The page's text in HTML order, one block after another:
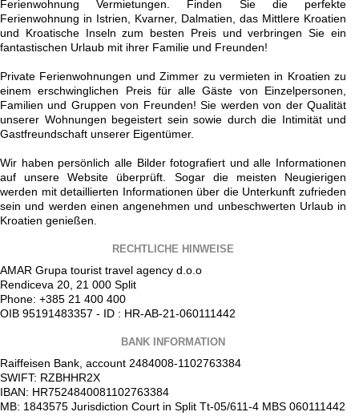
Ferienwohnung Vermietungen. Finden Sie die perfekte
Ferienwohnung in Istrien, Kvarner, Dalmatien, das Mittlere Kroatien
und Kroatische Inseln zum besten Preis und verbringen Sie ein
fantastischen Urlaub mit ihrer Familie und Freunden!
Private Ferienwohnungen und Zimmer zu vermieten in Kroatien zu
einem erschwinglichen Preis für alle Gäste von Einzelpersonen,
Familien und Gruppen von Freunden! Sie werden von der Qualität
unserer Wohnungen begeistert sein sowie durch die Intimität und
Gastfreundschaft unserer Eigentümer.
Wir haben persönlich alle Bilder fotografiert und alle Informationen
auf unsere Website überprüft. Sogar die meisten Neugierigen
werden mit detaillierten Informationen über die Unterkunft zufrieden
sein und werden einen angenehmen und unbeschwerten Urlaub in
Kroatien genießen.
RECHTLICHE HINWEISE
AMAR Grupa tourist travel agency d.o.o
Rendiceva 20, 21 000 Split
Phone: +385 21 400 400
OIB 95191483357 - ID : HR-AB-21-060111442
BANK INFORMATION
Raiffeisen Bank, account 2484008-1102763384
SWIFT: RZBHHR2X
IBAN: HR7524840081102763384
MB: 1843575 Jurisdiction Court in Split Tt-05/611-4 MBS 060111442